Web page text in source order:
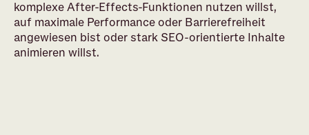
komplexe After-Effects-Funktionen nutzen willst,
auf maximale Performance oder Barrierefreiheit
angewiesen bist oder stark SEO-orientierte Inhalte
animieren willst.